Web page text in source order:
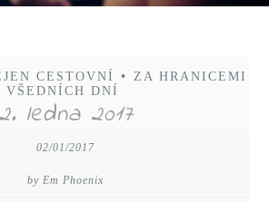
CESTOVNÍ •
ZA HRANICEMI
VŠEDNÍCH DNÍ
2. ledna 2017
02/01/2017
by Em Phoenix